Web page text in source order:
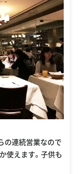
の連続営業なので
使えます。子供も